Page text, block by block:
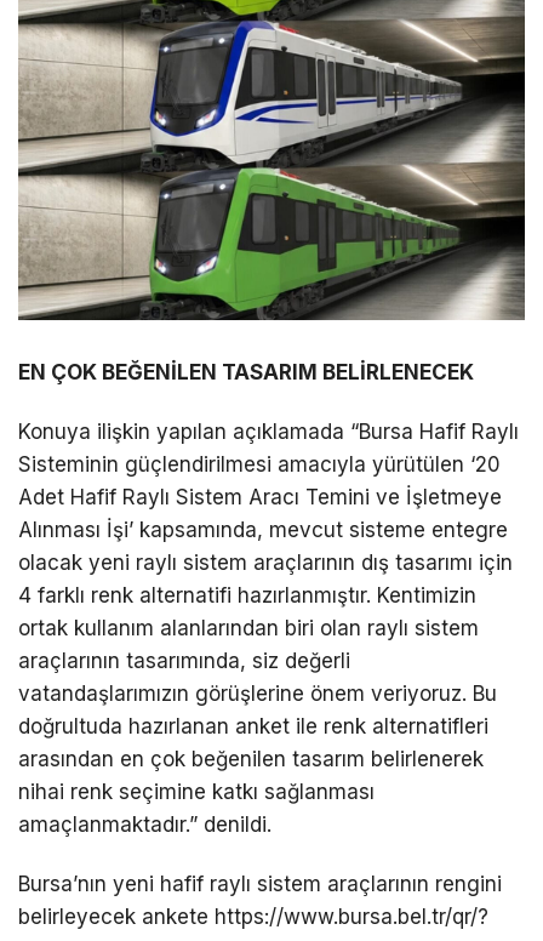
EN ÇOK BEĞENİLEN TASARIM BELİRLENECEK
Konuya ilişkin yapılan açıklamada “Bursa Hafif Raylı
Sisteminin güçlendirilmesi amacıyla yürütülen ‘20
Adet Hafif Raylı Sistem Aracı Temini ve İşletmeye
Alınması İşi’ kapsamında, mevcut sisteme entegre
olacak yeni raylı sistem araçlarının dış tasarımı için
4 farklı renk alternatifi hazırlanmıştır. Kentimizin
ortak kullanım alanlarından biri olan raylı sistem
araçlarının tasarımında, siz değerli
vatandaşlarımızın görüşlerine önem veriyoruz. Bu
doğrultuda hazırlanan anket ile renk alternatifleri
arasından en çok beğenilen tasarım belirlenerek
nihai renk seçimine katkı sağlanması
amaçlanmaktadır.” denildi.
Bursa’nın yeni hafif raylı sistem araçlarının rengini
belirleyecek ankete https://www.bursa.bel.tr/qr/?